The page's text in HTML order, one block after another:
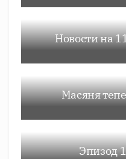
Новости на
Масяня
Эпизод